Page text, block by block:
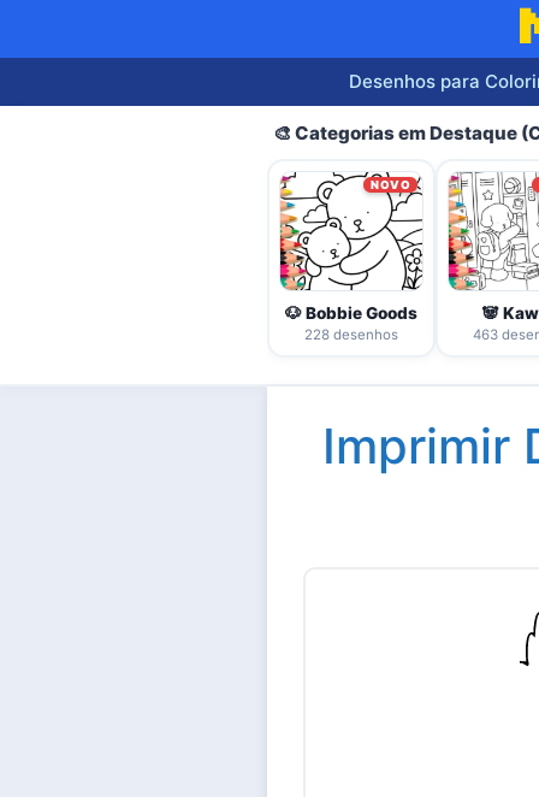
conteúdo
Desenhos para
🎨 Categorias em Destaque
NOVO
🐶 Bobbie Goods
228 desenhos
🐼
463
Imprimir